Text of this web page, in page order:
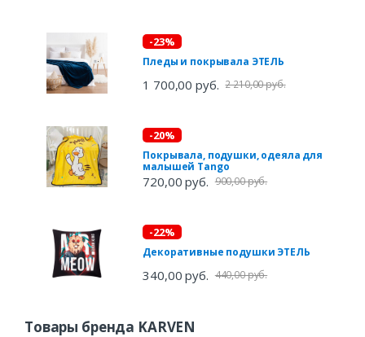
-23%
Пледы и покрывала ЭТЕЛЬ
1 700,00 руб. 2 210,00 руб.
-20%
Покрывала, подушки, одеяла для
малышей Tango
720,00 руб. 900,00 руб.
-22%
Декоративные подушки ЭТЕЛЬ
340,00 руб. 440,00 руб.
Товары бренда KARVEN